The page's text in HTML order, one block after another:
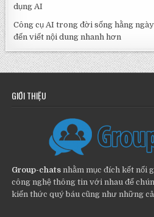
dụng AI
Công cụ AI trong đời sống hằng
đến viết nội dung nhanh hơn
GIỚI THIỆU
Group-chats nhằm mục đích kết nối
công nghệ thông tin với nhau để
kiến thức quý báu cũng như những